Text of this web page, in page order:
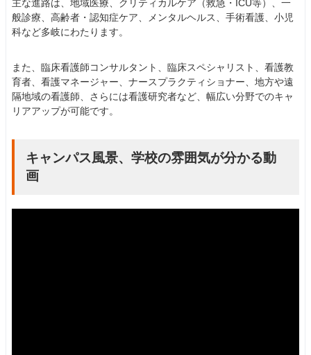
主な進路は、地域医療、クリティカルケア（救急・ICU等）、一
般診療、高齢者・認知症ケア、メンタルヘルス、手術看護、小児
科など多岐にわたります。
また、臨床看護師コンサルタント、臨床スペシャリスト、看護教
育者、看護マネージャー、ナースプラクティショナー、地方や遠
隔地域の看護師、さらには看護研究者など、幅広い分野でのキャ
リアアップが可能です。
キャンパス風景、学校の雰囲気が分かる動
画